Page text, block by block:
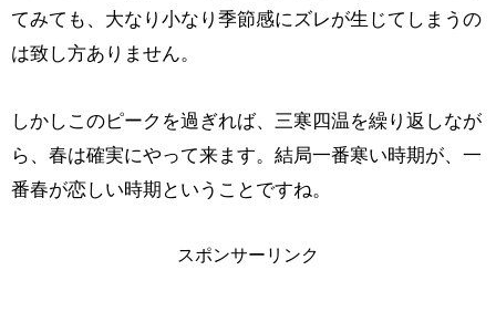
てみても、大なり小なり季節感にズレが生じてしまうの
は致し方ありません。
しかしこのピークを過ぎれば、三寒四温を繰り返しなが
ら、春は確実にやって来ます。結局一番寒い時期が、一
番春が恋しい時期ということですね。
スポンサーリンク